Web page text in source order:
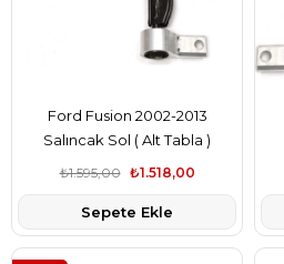
Ford Fusion 2002-2013
Salıncak Sol ( Alt Tabla )
Teknorot Marka 2S613051DA
₺1.518,00
₺1.595,00
Sepete Ekle